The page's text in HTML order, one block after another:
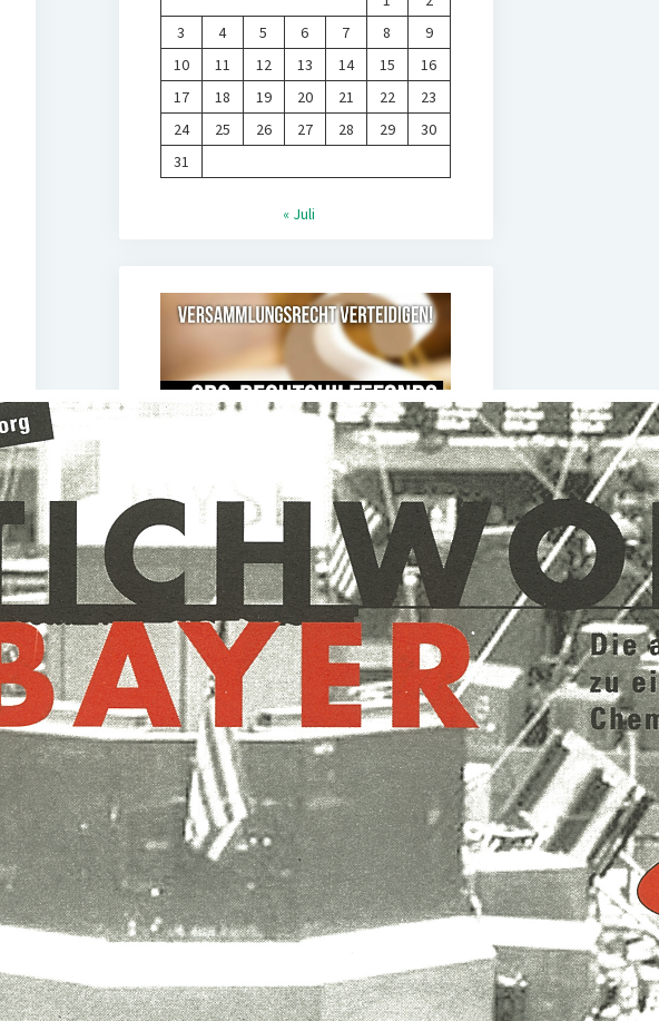
3
4 5 6 7 8
9
10
11 12 13 14 15
16
17
18 19 20 21 22
23
24
25 26 27 28 29
30
31
« Juli